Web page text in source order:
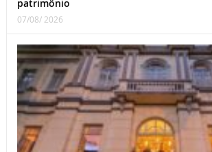
patrimônio
07/08/ 2026